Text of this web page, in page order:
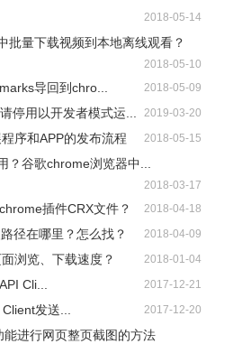
2018-05-14
批量下载视频到本地离线观看？
2018-05-10
导回到chro... 2018-05-09
停用以开发者模式运... 2019-03-20
序和APP的发布流程 2018-05-15
？谷歌chrome浏览器中...
2018-03-17
插件CRX文件？ 2018-04-18
径在哪里？怎么找？ 2018-04-09
浏览、下载速度？ 2018-01-04
Cli... 2017-12-21
发送... 2017-12-20
进行网页整页截图的方法